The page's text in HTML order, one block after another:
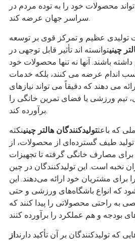
محصولات خود را به توده مردم در
سراسر جهان عرضه کند.
تولیدی عظیم و تمرکز قوی بر توسعه
چینیتوانسته اند تأثیر قابل توجهی در
داشته باشند. آنها نه تنها محصولات خود
اندام عرضه می کنند، بلکه خدمات
می دهند که دقیقاً می تواند نیازهای
تیم ورزشی یا فضای تمرین خانگی را
برآورده کند.
که باعثتولیدکنندگان هالتر چینینکته
تولید طیف گسترده‌ای از محصولات، از
مصارف خانگی گرفته تا تجهیزات
نخبه است. این تولیدکنندگان در چین
برای مشتریان خود ارائه می‌دهند. این
که انواع باشگاه‌های ورزشی و حتی
راحتی محصولاتی را پیدا کنند که
که تولیدکنندگان بر آن تأکید دارنداز